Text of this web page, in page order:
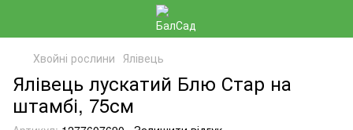
Хвойні рослини Ялівець
Ялівець лускатий Блю Стар на
штамбі, 75см